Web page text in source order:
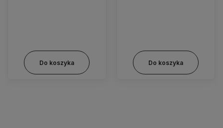
Do koszyka Do koszyka